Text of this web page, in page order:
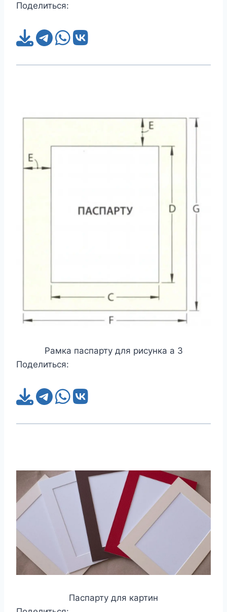
Поделиться:
Рамка паспарту для рисунка а 3
Поделиться:
Паспарту для картин